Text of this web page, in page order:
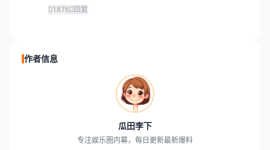
1876 回复
作者信息
瓜田李下
专注娱乐圈内幕，每日更新最新爆料